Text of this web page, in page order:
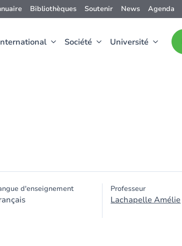
Bibliothèques Soutenir News Agenda
Société Université
d'enseignement Professeur
Lachapelle Amélie